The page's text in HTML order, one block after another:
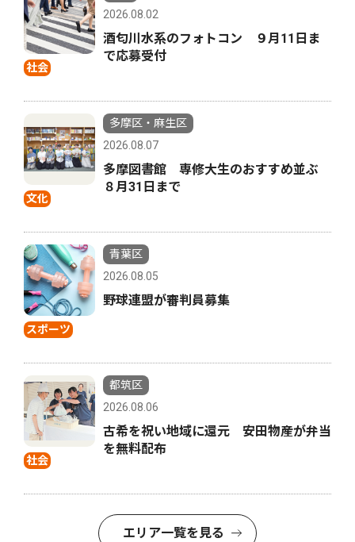
社会
2026.08.02
酒匂川水系のフォトコン ９月11日ま
で応募受付
文化
多摩区・麻生区
2026.08.07
多摩図書館 専修大生のおすすめ並ぶ
８月31日まで
スポーツ
青葉区
2026.08.05
野球連盟が審判員募集
社会
都筑区
2026.08.06
古希を祝い地域に還元 安田物産が弁当
を無料配布
エリア一覧を見る